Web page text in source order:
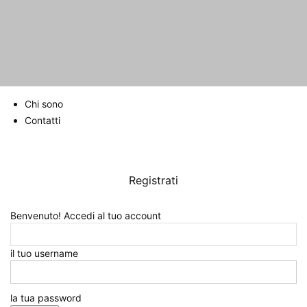
Chi sono
Contatti
Registrati
Benvenuto! Accedi al tuo account
il tuo username
la tua password
100 km del Passatore